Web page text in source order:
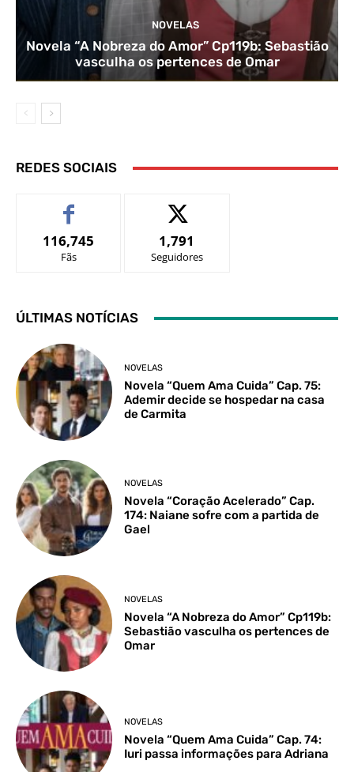
NOVELAS
Novela “A Nobreza do Amor” Cp119b: Sebastião
vasculha os pertences de Omar
REDES SOCIAIS
116,745
Fãs
1,791
Seguidores
ÚLTIMAS NOTÍCIAS
NOVELAS
Novela “Quem Ama Cuida” Cap. 75:
Ademir decide se hospedar na casa
de Carmita
NOVELAS
Novela “Coração Acelerado” Cap.
174: Naiane sofre com a partida de
Gael
NOVELAS
Novela “A Nobreza do Amor” Cp119b:
Sebastião vasculha os pertences de
Omar
NOVELAS
Novela “Quem Ama Cuida” Cap. 74:
Iuri passa informações para Adriana